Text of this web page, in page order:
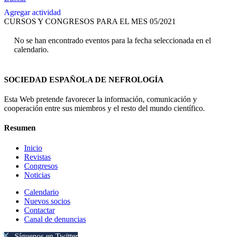
Agregar actividad
CURSOS Y CONGRESOS PARA EL MES 05/2021
No se han encontrado eventos para la fecha seleccionada en el
calendario.
SOCIEDAD ESPAÑOLA DE NEFROLOGÍA
Esta Web pretende favorecer la información, comunicación y
cooperación entre sus miembros y el resto del mundo científico.
Resumen
Inicio
Revistas
Congresos
Noticias
Calendario
Nuevos socios
Contactar
Canal de denuncias